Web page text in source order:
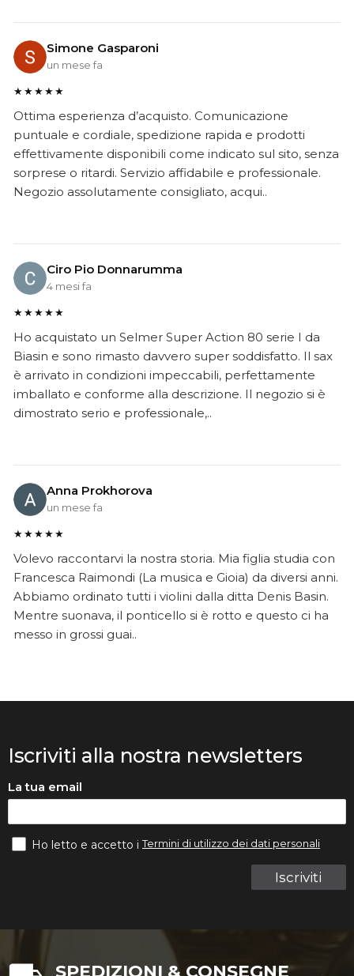
Simone Gasparoni
un mese fa
★★★★★
Ottima esperienza d’acquisto. Comunicazione
puntuale e cordiale, spedizione rapida e prodotti
effettivamente disponibili come indicato sul sito, senza
sorprese o ritardi. Servizio affidabile e professionale.
Negozio assolutamente consigliato, acqui..
Ciro Pio Donnarumma
4 mesi fa
★★★★★
Ho acquistato un Selmer Super Action 80 serie I da
Biasin e sono rimasto davvero super soddisfatto. Il sax
è arrivato in condizioni impeccabili, perfettamente
imballato e conforme alla descrizione. Il negozio si è
dimostrato serio e professionale,..
Anna Prokhorova
un mese fa
★★★★★
Volevo raccontarvi la nostra storia. Mia figlia studia con
Francesca Raimondi (La musica e Gioia) da diversi anni.
Abbiamo ordinato tutti i violini dalla ditta Denis Basin.
Mentre suonava, il ponticello si è rotto e questo ci ha
messo in grossi guai..
Iscriviti alla nostra newsletters
La tua email
Iscriviti
Ho letto e accetto iTermini di utilizzo dei dati personali
SPEDIZIONI & CONSEGNE